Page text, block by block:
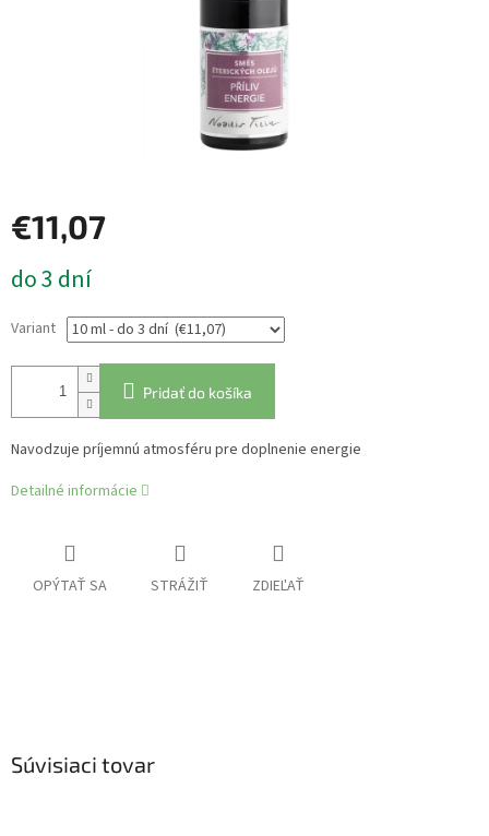
€11,07
cena:
do 3 dní
Variant
Pridať do košíka
Navodzuje príjemnú atmosféru pre doplnenie energie
Detailné informácie
OPÝTAŤ SA STRÁŽIŤ ZDIEĽAŤ
Súvisiaci tovar